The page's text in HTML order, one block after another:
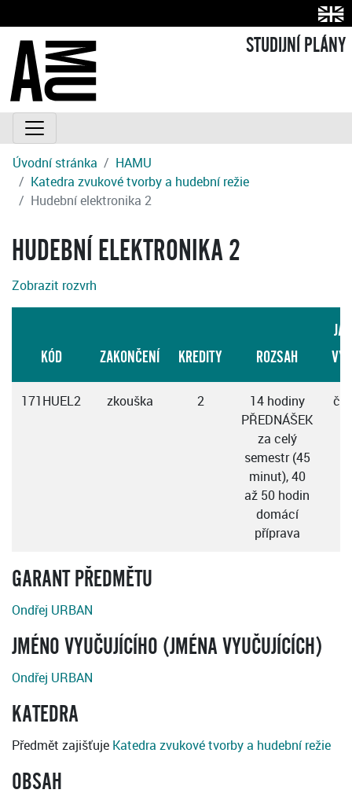
STUDIJNÍ PLÁNY
Úvodní stránka
HAMU
Katedra zvukové tvorby a hudební režie
Hudební elektronika 2
HUDEBNÍ ELEKTRONIKA 2
Zobrazit rozvrh
KÓD ZAKONČENÍ KREDITY ROZSAH
171HUEL2 zkouška 2
14 hodiny
PŘEDNÁŠEK
za celý
semestr (45
minut), 40
až 50 hodin
domácí
příprava
GARANT PŘEDMĚTU
Ondřej URBAN
JMÉNO VYUČUJÍCÍHO (JMÉNA VYUČUJÍCÍCH)
Ondřej URBAN
KATEDRA
Předmět zajišťuje Katedra zvukové tvorby a hudební režie
OBSAH